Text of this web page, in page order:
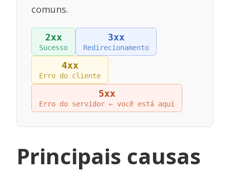
comuns.
2xx
Sucesso
3xx
Redirecionamento
4xx
Erro do cliente
5xx
Erro do servidor ← você está aqui
Principais causas